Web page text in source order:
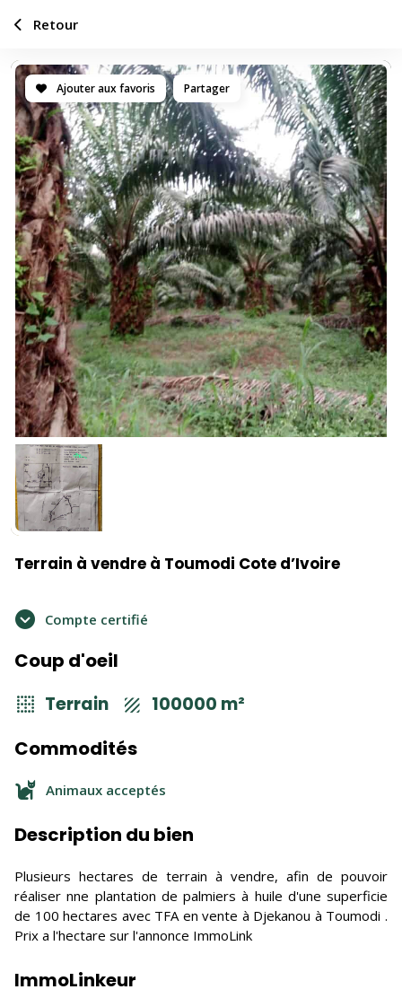
Ajouter aux favoris Partager
Terrain à vendre à Toumodi Cote d’Ivoire
Compte certifié
Coup d'oeil
Terrain 100000 m²
Commodités
Animaux acceptés
Description du bien
Plusieurs hectares de terrain à vendre, afin de pouvoir
réaliser nne plantation de palmiers à huile d'une superficie
de 100 hectares avec TFA en vente à Djekanou à Toumodi .
Prix a l'hectare sur l'annonce ImmoLink
ImmoLinkeur
Retour